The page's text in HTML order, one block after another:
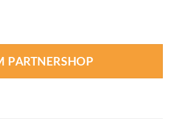
PARTNERSHOP